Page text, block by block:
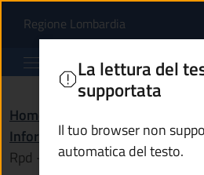
Rpd -
Regione Lombardia(apre in
Comune di Losine
Home
Informazioni istituzionali /
Rpd - Responsabile della
La lettura del
supportata
Il tuo browser non
automatica del testo.